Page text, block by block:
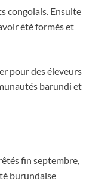
congolais. Ensuite
été formés et
pour des éleveurs
barundi et
fin septembre,
burundaise